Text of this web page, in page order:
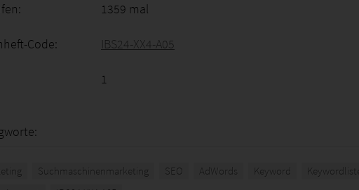
1359 mal
Code: IBS24-XX4-A05
1
Suchmaschinenmarketing SEO AdWords Keyword